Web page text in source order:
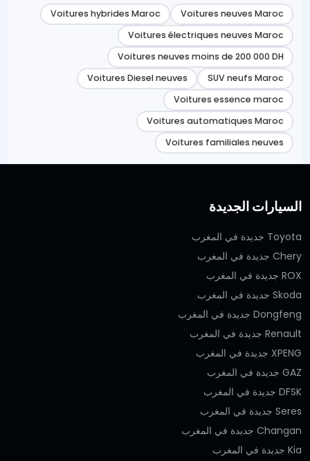
Voitures neuves Maroc
Voitures hybrides Maroc
Voitures électriques neuves Maroc
Voitures neuves moins de 200 000 DH
SUV neufs Maroc
Voitures Diesel neuves
Voitures essence maroc
Voitures automatiques Maroc
Voitures familiales neuves
السيارات الجديدة
Toyota جديدة في المغرب
Chery جديدة في المغرب
ROX جديدة في المغرب
Skoda جديدة في المغرب
Dongfeng جديدة في المغرب
Renault جديدة في المغرب
XPENG جديدة في المغرب
GAZ جديدة في المغرب
DFSK جديدة في المغرب
Seres جديدة في المغرب
Changan جديدة في المغرب
Kia جديدة في المغرب